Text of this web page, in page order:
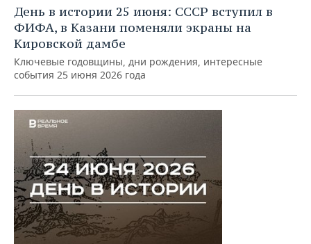
День в истории 25 июня: СССР вступил в
ФИФА, в Казани поменяли экраны на
Кировской дамбе
Ключевые годовщины, дни рождения, интересные
события 25 июня 2026 года